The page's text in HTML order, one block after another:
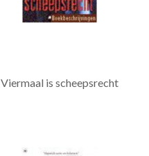
Viermaal is scheepsrecht